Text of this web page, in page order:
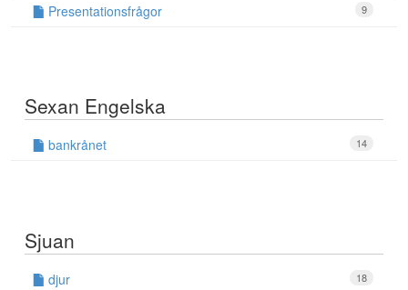
9
Presentationsfrågor
Sexan Engelska
14
bankrånet
Sjuan
18
djur